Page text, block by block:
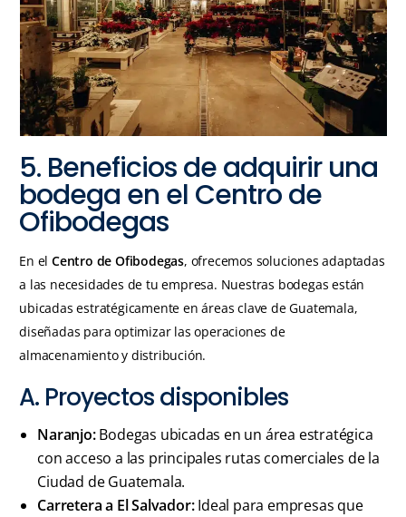
5. Beneficios de adquirir una
bodega en el Centro de
Ofibodegas
En elCentro de Ofibodegas, ofrecemos soluciones adaptadas
a las necesidades de tu empresa. Nuestras bodegas están
ubicadas estratégicamente en áreas clave de Guatemala,
diseñadas para optimizar las operaciones de
almacenamiento y distribución.
A. Proyectos disponibles
Naranjo:Bodegas ubicadas en un área estratégica
con acceso a las principales rutas comerciales de la
Ciudad de Guatemala.
Carretera a El Salvador:Ideal para empresas que